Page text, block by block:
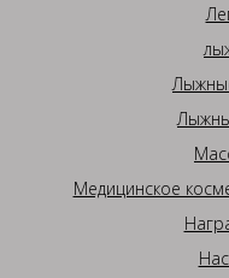
Медицинское